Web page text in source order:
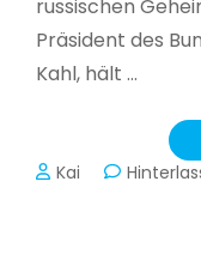
russischen
Präsident des
Kahl, hält …
Kai